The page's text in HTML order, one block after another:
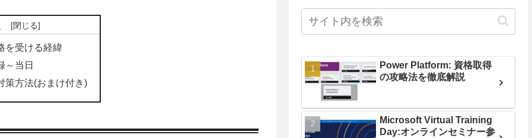
を受ける経緯
～当日
策方法(おまけ付き)
Power Platform: 資格取得
の攻略法を徹底解説
Microsoft Virtual Training
Day:オンラインセミナー参